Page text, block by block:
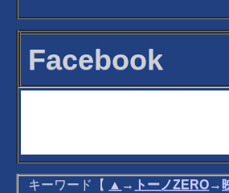
Facebook
キーワード【 ▲ → トーノZERO→